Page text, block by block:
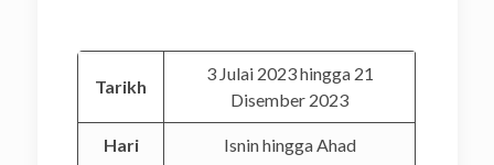
Tarikh
3 Julai 2023 hingga 21
Disember 2023
Hari Isnin hingga Ahad